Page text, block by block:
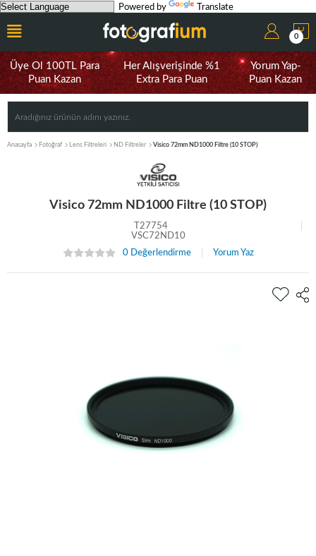
Powered by Translate
0
Üye Ol 100TL Para
Puan Kazan
Her Alışverişinde %1
Extra Para Puan
Yorum Yap-
Puan Kazan
Anasayfa Fotoğraf Lens Filtreleri ND Filtreler Visico 72mm ND1000 Filtre (10 STOP)
Visico 72mm ND1000 Filtre (10 STOP)
T27754
VSC72ND10
0 Değerlendirme
Yorum Yaz